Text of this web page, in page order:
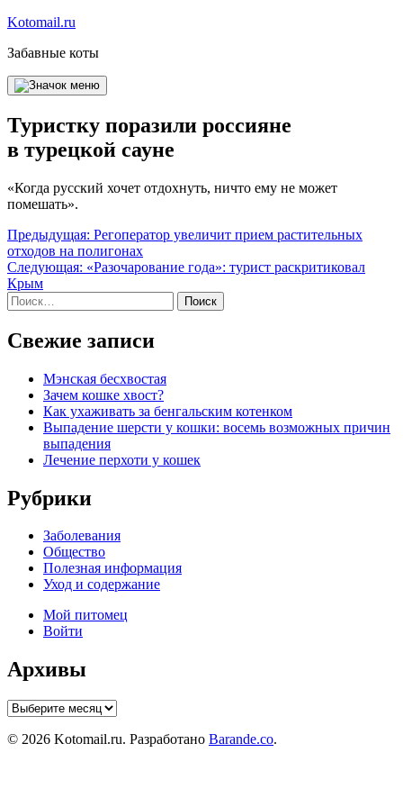
Перейти
содержимому
Kotomail.ru
Забавные коты
Туристку поразили россияне
в турецкой сауне
«Когда русский хочет отдохнуть, ничто ему не может
помешать».
Навигация
по
записям
Предыдущая: Регоператор увеличит прием растительных
отходов на полигонах
Следующая: «Разочарование года»: турист раскритиковал
Крым
Найти:
Свежие записи
Мэнская бесхвостая
Зачем кошке хвост?
Как ухаживать за бенгальским котенком
Выпадение шерсти у кошки: восемь возможных причин
выпадения
Лечение перхоти у кошек
Рубрики
Заболевания
Общество
Полезная информация
Уход и содержание
Мой питомец
Войти
Архивы
Архивы
© 2026 Kotomail.ru. Разработано Barande.co.